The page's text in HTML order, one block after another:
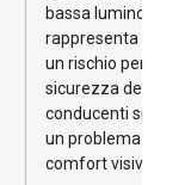
bassa luminosità
rappresenta sia
un rischio per la
sicurezza dei
conducenti sia
un problema di
comfort visivo